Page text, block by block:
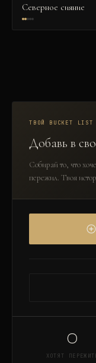
Северное сияние
ТВОЙ BUCKET LIST
Добавь в
Собирай то, что
пережил. Твоя
0
ХОТЯТ